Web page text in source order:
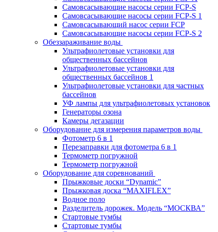
Самовсасывающие насосы серии FCP-S
Самовсасывающие насосы серии FCP-S 1
Самовсасывающий насос серии FCP
Самовсасывающие насосы серии FCP-S 2
Обеззараживание воды
Ультрафиолетовые установки для
общественных бассейнов
Ультрафиолетовые установки для
общественных бассейнов 1
Ультрафиолетовые установки для частных
бассейнов
УФ лампы для ультрафиолетовых установок
Генераторы озона
Камеры дегазации
Оборудование для измерения параметров воды
Фотометр 6 в 1
Перезаправки для фотометра 6 в 1
Термометр погружной
Термометр погружной
Оборудование для соревнований
Прыжковые доски “Dynamic”
Прыжковая доска “MAXIFLEX”
Водное поло
Разделитель дорожек. Модель “МОСКВА”
Стартовые тумбы
Стартовые тумбы